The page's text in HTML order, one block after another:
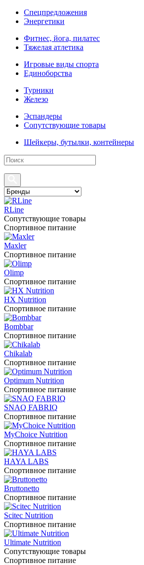
Спецпредложения
Энергетики
Фитнес, йога, пилатес
Тяжелая атлетика
Игровые виды спорта
Единоборства
Турники
Железо
Эспандеры
Сопутствующие товары
Шейкеры, бутылки, контейнеры
RLine
Сопутствующие товары
Спортивное питание
Maxler
Спортивное питание
Olimp
Спортивное питание
HX Nutrition
Спортивное питание
Bombbar
Спортивное питание
Chikalab
Спортивное питание
Optimum Nutrition
Спортивное питание
SNAQ FABRIQ
Спортивное питание
MyChoice Nutrition
Спортивное питание
HAYA LABS
Спортивное питание
Bruttonetto
Спортивное питание
Scitec Nutrition
Спортивное питание
Ultimate Nutrition
Сопутствующие товары
Спортивное питание